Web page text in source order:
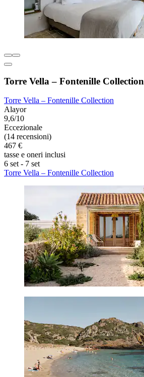
Torre Vella – Fontenille Collection
Torre Vella – Fontenille Collection
Alayor
9,6/10
Eccezionale
(14 recensioni)
467 €
tasse e oneri inclusi
6 set - 7 set
Torre Vella – Fontenille Collection